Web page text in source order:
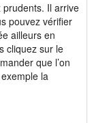
Il arrive
pouvez vérifier
ailleurs en
cliquez sur le
que l’on
la